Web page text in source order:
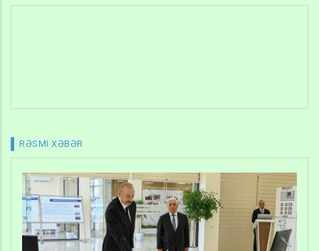
RƏSMI XƏBƏR